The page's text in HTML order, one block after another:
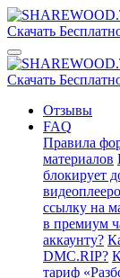
Отзывы
FAQ
Правила
материалов
блокирует
ссылку на
в премиум
аккаунту?
DMC.RIP?
тариф